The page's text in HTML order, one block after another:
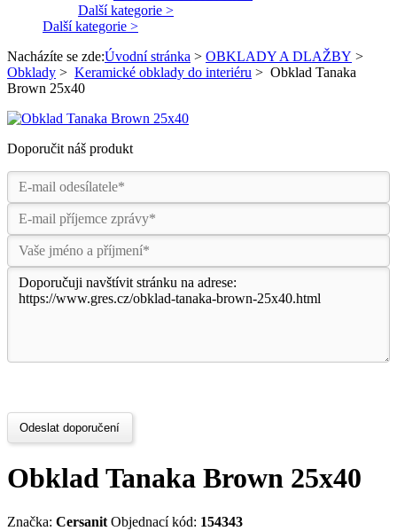
Další kategorie >
Další kategorie >
Nacházíte se zde:Úvodní stránka > OBKLADY A DLAŽBY >
Obklady > Keramické obklady do interiéru > Obklad Tanaka
Brown 25x40
Doporučit náš produkt
Odeslat doporučení
Obklad Tanaka Brown 25x40
Značka: Cersanit Objednací kód: 154343